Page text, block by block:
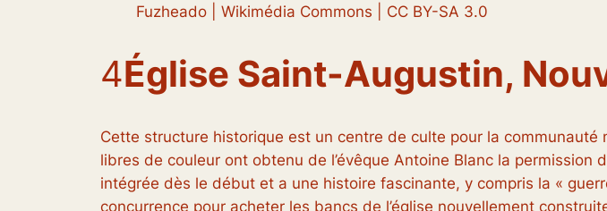
Fuzheado | Wikimédia Commons | CC BY-SA 3.0
4Église Saint-Augustin,
Cette structure historique est un centre de culte pour la
libres de couleur ont obtenu de l’évêque Antoine Blanc la permission
intégrée dès le début et a une histoire fascinante, y compris la «
concurrence pour acheter les bancs de l’église nouvellement